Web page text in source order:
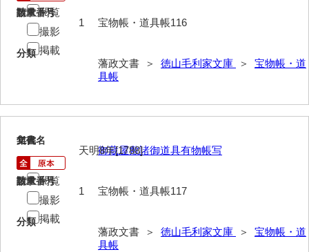
古記
異国船漂着
刑訟
書抜
建白書・諸隊規約
請求番号
宝物帳・道具帳116
分類
藩政文書 ＞ 徳山毛利家文庫 ＞ 宝物帳・道
具帳
数量
1
閲覧
撮影
掲載
117
文書名
御蔵屋敷諸御道具有物帳写
請求番号
宝物帳・道具帳117
分類
藩政文書 ＞ 徳山毛利家文庫 ＞ 宝物帳・道
具帳
年代
天明8年[1788]
数量
1
閲覧
撮影
掲載